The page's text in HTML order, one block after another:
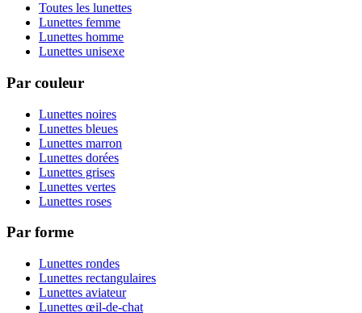
Toutes les lunettes
Lunettes femme
Lunettes homme
Lunettes unisexe
Par couleur
Lunettes noires
Lunettes bleues
Lunettes marron
Lunettes dorées
Lunettes grises
Lunettes vertes
Lunettes roses
Par forme
Lunettes rondes
Lunettes rectangulaires
Lunettes aviateur
Lunettes œil-de-chat